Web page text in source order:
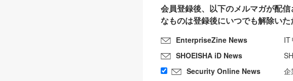
会員登録後、以下のメルマガが配
なものは登録後にいつでも解除いた
EnterpriseZine News
IT
SHOEISHA iD News
Security Online News
企